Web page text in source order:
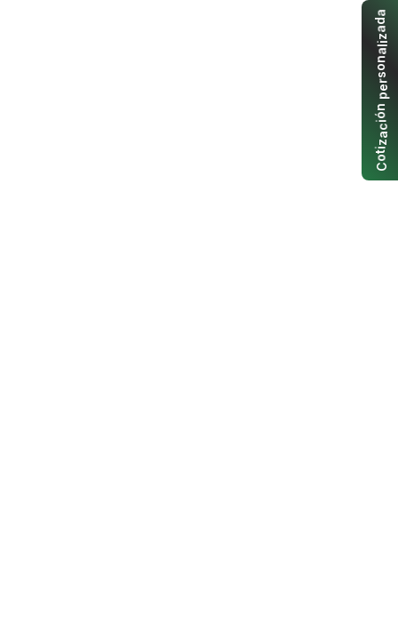
C
o
t
i
z
a
c
i
ó
n
p
e
r
s
o
n
a
l
i
z
a
d
a